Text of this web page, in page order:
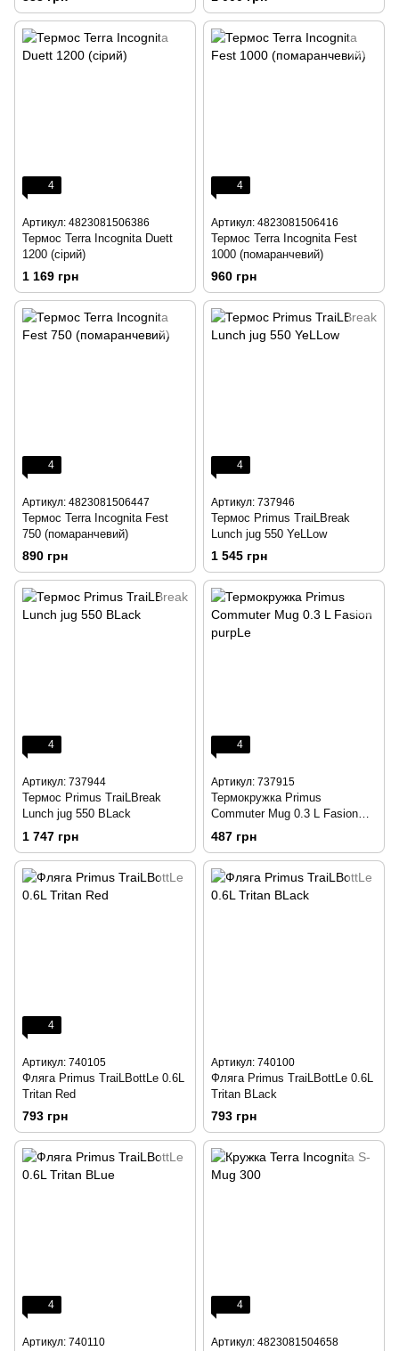
4
Артикул: 4823081506386
Термос Terra Incognita Duett
1200 (сірий)
1 169 грн
4
Артикул: 4823081506416
Термос Terra Incognita Fest
1000 (помаранчевий)
960 грн
4
Артикул: 4823081506447
Термос Terra Incognita Fest
750 (помаранчевий)
890 грн
4
Артикул: 737946
Термос Primus TraiLBreak
Lunch jug 550 YeLLow
1 545 грн
4
Артикул: 737944
Термос Primus TraiLBreak
Lunch jug 550 BLack
1 747 грн
4
Артикул: 737915
Термокружка Primus
Commuter Mug 0.3 L Fasion
purpLe
487 грн
4
Артикул: 740105
Фляга Primus TraiLBottLe 0.6L
Tritan Red
793 грн
Артикул: 740100
Фляга Primus TraiLBottLe 0.6L
Tritan BLack
793 грн
4
Артикул: 740110
4
Артикул: 4823081504658